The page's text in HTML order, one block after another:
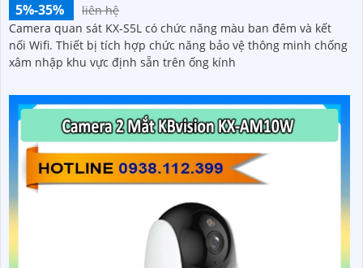
5%-35%
liên hệ
Camera quan sát KX-S5L có chức năng màu ban đêm và kết
nối Wifi. Thiết bị tích hợp chức năng bảo vệ thông minh chống
xâm nhập khu vực định sẵn trên ống kính